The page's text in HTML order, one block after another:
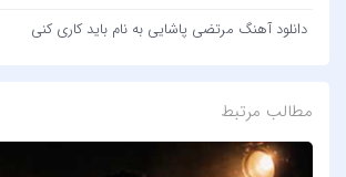
دانلود آهنگ مرتضی پاشایی به نام باید کاری کنی
مطالب مرتبط